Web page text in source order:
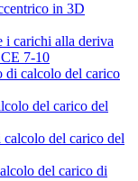
in 3D
i carichi alla deriva
7-10
di calcolo del carico
del carico del
del carico del
del carico di